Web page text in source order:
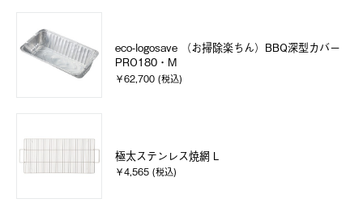
eco-logosave （お掃除楽ちん）BBQ深型カバー
PRO180・M
￥62,700 (税込)
極太ステンレス焼網 L
￥4,565 (税込)